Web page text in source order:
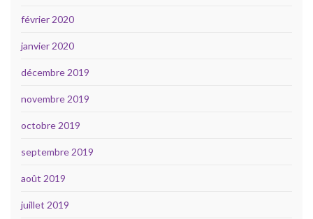
février 2020
janvier 2020
décembre 2019
novembre 2019
octobre 2019
septembre 2019
août 2019
juillet 2019